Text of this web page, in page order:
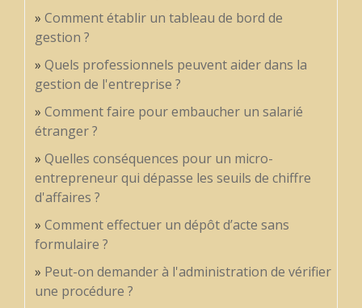
Comment établir un tableau de bord de
gestion ?
Quels professionnels peuvent aider dans la
gestion de l'entreprise ?
Comment faire pour embaucher un salarié
étranger ?
Quelles conséquences pour un micro-
entrepreneur qui dépasse les seuils de chiffre
d'affaires ?
Comment effectuer un dépôt d’acte sans
formulaire ?
Peut-on demander à l'administration de vérifier
une procédure ?